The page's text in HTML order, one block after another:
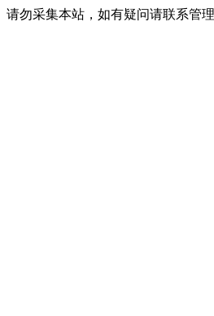
请勿采集本站，如有疑问请联系管理